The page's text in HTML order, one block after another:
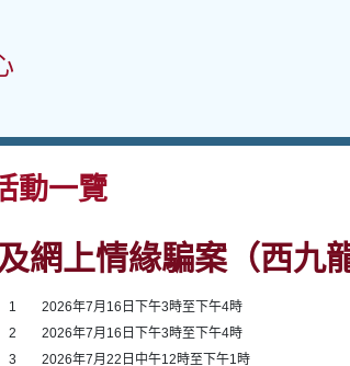
動一覽
網上情緣騙案（西九
1
2
3
2026年7月16日下午3時至下午4時
2026年7月16日下午3時至下午4時
2026年7月22日中午12時至下午1時